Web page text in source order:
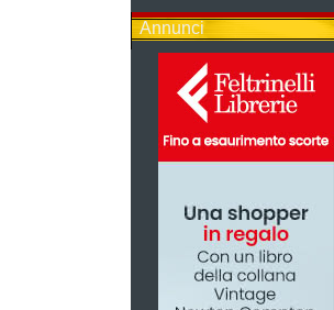
Annunci